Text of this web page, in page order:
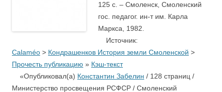
125 с. – Смоленск, Смоленский
гос. педагог. ин-т им. Карла
Маркса, 1982.
Источник:
Calaméo > Кондрашенков История земли Смоленской >
Прочесть публикацию » Кэш-текст
«Опубликовал(а) Константин Забелин / 128 страниц /
Министерство просвещения РСФСР / Смоленский